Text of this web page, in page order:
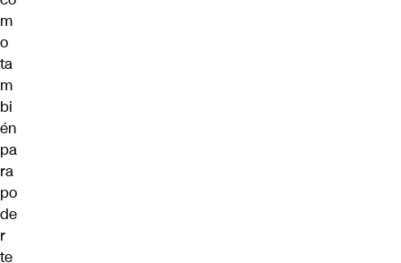
m
o
ta
m
bi
én
pa
ra
po
de
r
te